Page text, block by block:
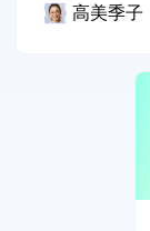
高美季子